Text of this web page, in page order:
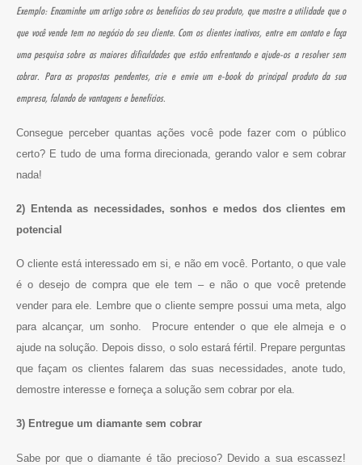
Exemplo: Encaminhe um artigo sobre os benefícios do seu produto, que mostre a utilidade que o
que você vende tem no negócio do seu cliente. Com os clientes inativos, entre em contato e faça
uma pesquisa sobre as maiores dificuldades que estão enfrentando e ajude-os a resolver sem
cobrar. Para as propostas pendentes, crie e envie um e-book do principal produto da sua
empresa, falando de vantagens e benefícios.
Consegue perceber quantas ações você pode fazer com o público
certo? E tudo de uma forma direcionada, gerando valor e sem cobrar
nada!
2) Entenda as necessidades, sonhos e medos dos clientes em
potencial
O cliente está interessado em si, e não em você. Portanto, o que vale
é o desejo de compra que ele tem – e não o que você pretende
vender para ele. Lembre que o cliente sempre possui uma meta, algo
para alcançar, um sonho. Procure entender o que ele almeja e o
ajude na solução. Depois disso, o solo estará fértil. Prepare perguntas
que façam os clientes falarem das suas necessidades, anote tudo,
demostre interesse e forneça a solução sem cobrar por ela.
3) Entregue um diamante sem cobrar
Sabe por que o diamante é tão precioso? Devido a sua escassez!